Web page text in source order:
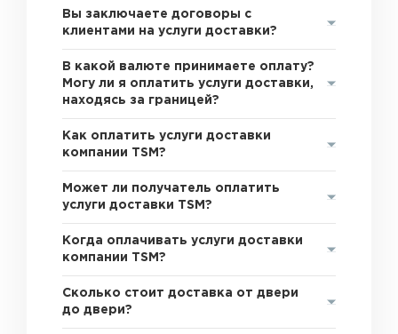
Вы заключаете договоры с
клиентами на услуги доставки?
В какой валюте принимаете оплату?
Могу ли я оплатить услуги доставки,
находясь за границей?
Как оплатить услуги доставки
компании TSM?
Может ли получатель оплатить
услуги доставки TSM?
Когда оплачивать услуги доставки
компании TSM?
Сколько стоит доставка от двери
до двери?